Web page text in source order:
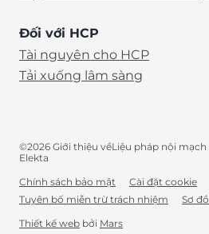
VI
Đối với HCP
Tài nguyên cho HCP
Tải xuống lâm sàng
©2026 Giới thiệu vềLiệu pháp nội
Elekta
Chính sách bảo mật
Cài đặt cookie
Tuyên bố miễn trừ trách nhiệm
Sơ
Thiết kế web bởi Mars